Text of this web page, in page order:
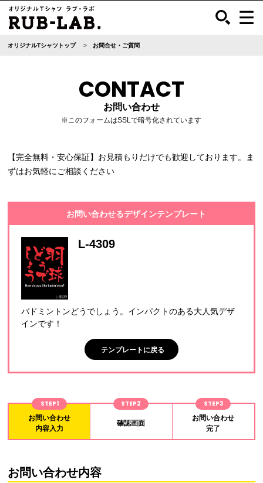
オリジナルTシャツトップ お問合せ・ご質問
CONTACT
お問い合わせ
※このフォームはSSLで暗号化されています
【完全無料・安心保証】お見積もりだけでも歓迎しております。ま
ずはお気軽にご相談ください
お問い合わせるデザインテンプレート
L-4309
バドミントンどうでしょう。インパクトのある大人気デザ
インです！
テンプレートに戻る
STEP1
お問い合わせ
内容入力
STEP2
確認画面
STEP3
お問い合わせ
完了
お問い合わせ内容